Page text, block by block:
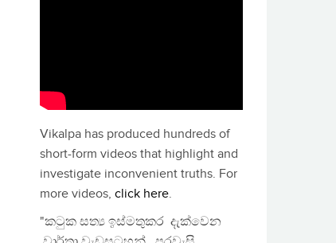
Vikalpa has produced hundreds of
short-form videos that highlight and
investigate inconvenient truths. For
more videos, click here.
"කටුක සත්‍ය ඉස්මතුකර දැක්වෙන